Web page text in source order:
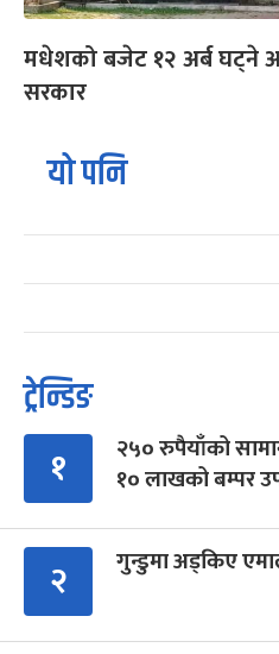
मधेशको बजेट १२ अर्ब घट्ने
सरकार
यो पनि
ट्रेन्डिङ
१
२५० रुपैयाँको
१० लाखको बम्पर
२ गुन्डुमा अड्किए